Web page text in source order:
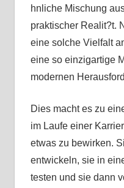
hnliche Mischung
praktischer Realit?t.
eine solche Vielfalt
eine so einzigartige
modernen
Dies macht es zu
im Laufe einer
etwas zu bewirken.
entwickeln, sie in
testen und sie dann